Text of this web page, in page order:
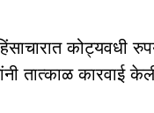
कोट्यवधी
तात्काळ कारवाई